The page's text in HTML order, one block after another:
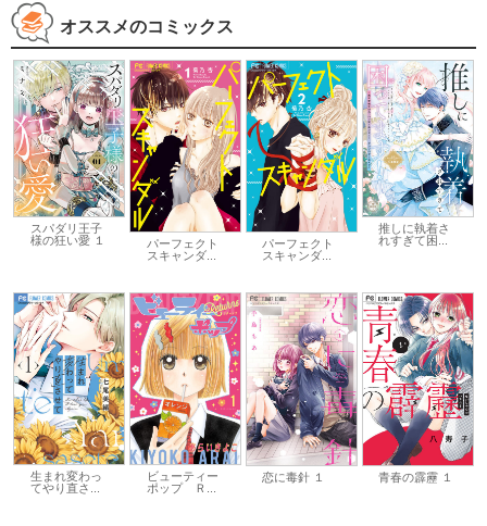
オススメのコミックス
スパダリ王子
様の狂い愛 １
パーフェクト
スキャンダ...
パーフェクト
スキャンダ...
推しに執着さ
れすぎて困...
生まれ変わっ
てやり直さ...
ビューティー
ポップ Ｒ...
恋に毒針 １ 青春の霹靂 １